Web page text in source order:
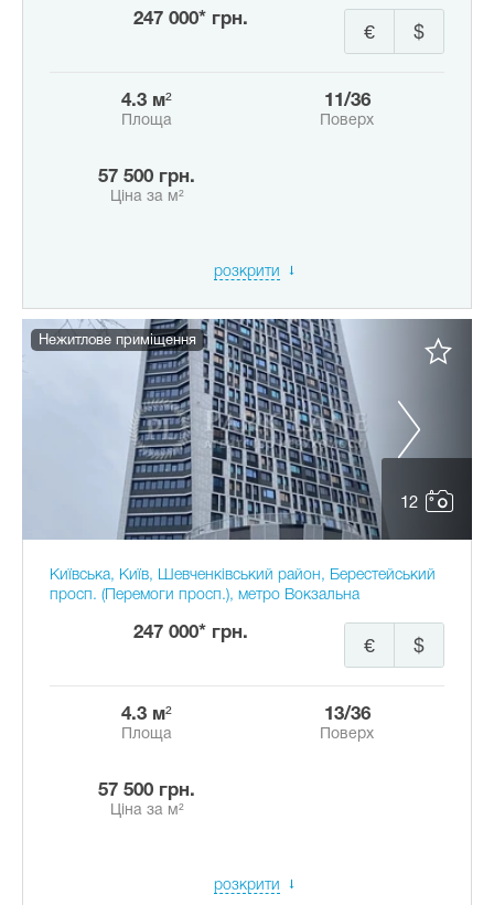
247 000* грн.
$
€
4.3 м²
Площа
11/36
Поверх
57 500 грн.
Ціна за м²
розкрити
12
Нежитлове приміщення
Київська, Київ, Шевченківський район, Берестейський
просп. (Перемоги просп.), метро Вокзальна
247 000* грн.
$
€
4.3 м²
Площа
13/36
Поверх
57 500 грн.
Ціна за м²
розкрити